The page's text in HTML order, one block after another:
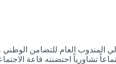
المندوب العام للتضامن الوطني
اجتماعاً تشاورياً احتضنته قاعة